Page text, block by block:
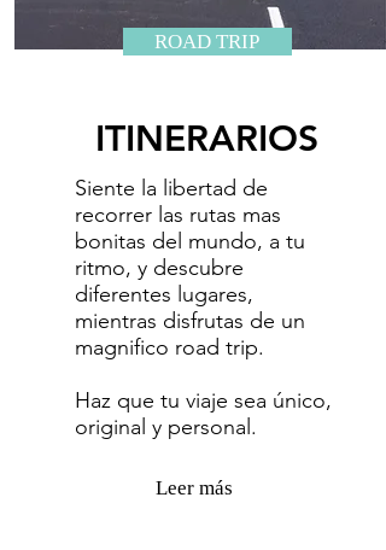
ROAD TRIP
ITINERARIOS
Siente la libertad de
recorrer las rutas mas
bonitas del mundo, a tu
ritmo, y descubre
diferentes lugares,
mientras disfrutas de un
magnifico road trip.
​Haz que tu viaje sea único,
original y personal.
Leer más